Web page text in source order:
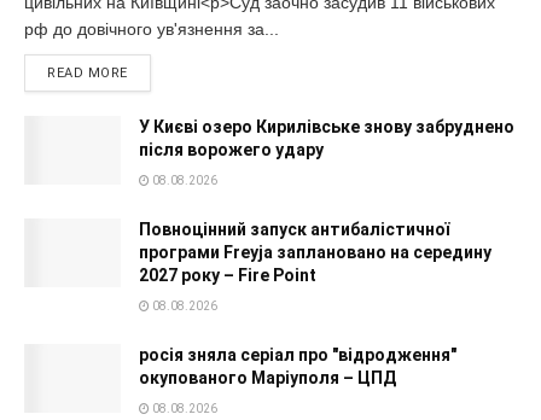
рф до довічного ув'язнення за...
READ MORE
У Києві озеро Кирилівське знову забруднено
після ворожего удару
08.08.2026
Повноцінний запуск антибалістичної
програми Freyja заплановано на середину
2027 року – Fire Point
08.08.2026
росія зняла серіал про "відродження"
окупованого Маріуполя – ЦПД
08.08.2026